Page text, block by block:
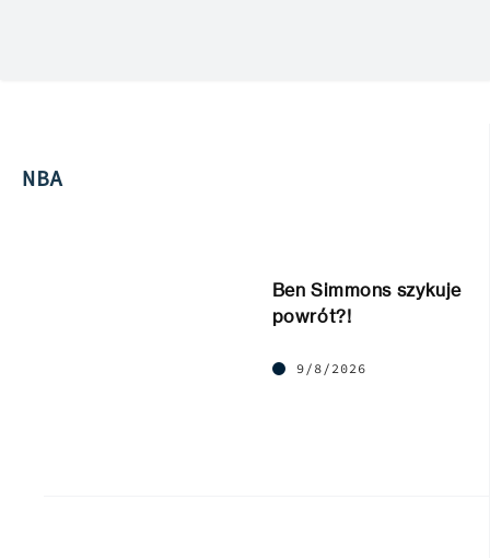
NBA
Ben Simmons szykuje
powrót?!
9/8/2026